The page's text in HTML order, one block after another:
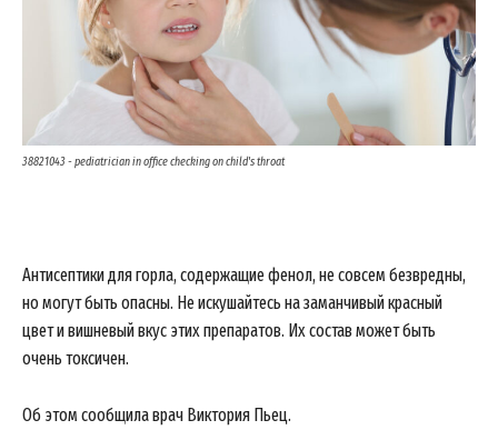
38821043 - pediatrician in office checking on child's throat
Антисептики для горла, содержащие фенол, не совсем безвредны,
но могут быть опасны. Не искушайтесь на заманчивый красный
цвет и вишневый вкус этих препаратов. Их состав может быть
очень токсичен.
Об этом сообщила врач Виктория Пьец.